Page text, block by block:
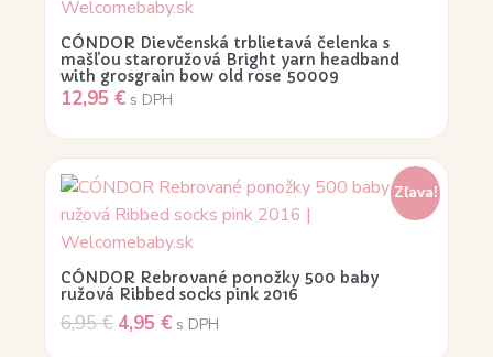
CÓNDOR Dievčenská trblietavá čelenka s
mašľou staroružová Bright yarn headband
with grosgrain bow old rose 50009
12,95 € s DPH
Zľava!
CÓNDOR Rebrované ponožky 500 baby
ružová Ribbed socks pink 2016
6,95€ 4,95 € s DPH